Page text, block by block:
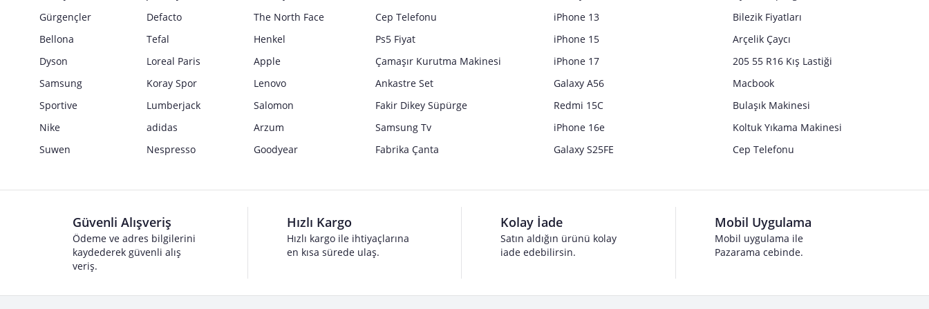
Gürgençler
Defacto
The North Face
Bellona
Tefal
Henkel
Dyson
Loreal Paris
Apple
Samsung
Koray Spor
Lenovo
Sportive
Lumberjack
Salomon
Nike
adidas
Arzum
Suwen
Nespresso Goodyear
Cep Telefonu
Ps5 Fiyat
Çamaşır Kurutma Makinesi
Ankastre Set
Fakir Dikey Süpürge
Samsung Tv
Fabrika Çanta
iPhone 13
iPhone 15
iPhone 17
Galaxy A56
Redmi 15C
iPhone 16e
Galaxy S25FE
Bilezik Fiyatları
Arçelik Çaycı
205 55 R16 Kış Lastiği
Macbook
Bulaşık Makinesi
Koltuk Yıkama Makinesi
Cep Telefonu
Güvenli Alışveriş
Ödeme ve adres bilgilerini
kaydederek güvenli alış
veriş.
Hızlı Kargo
Hızlı kargo ile ihtiyaçlarına
en kısa sürede ulaş.
Kolay İade
Satın aldığın ürünü kolay
iade edebilirsin.
Mobil Uygulama
Mobil uygulama ile
Pazarama cebinde.